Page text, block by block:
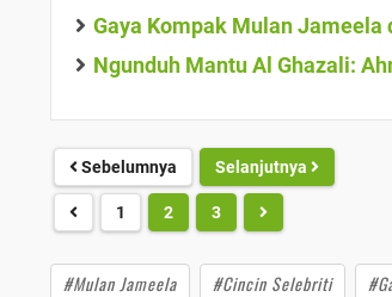
Gaya Kompak Mulan Jameela
Ngunduh Mantu Al Ghazali:
Sebelumnya Selanjutnya
1 2 3
#Mulan Jameela #Cincin Selebriti